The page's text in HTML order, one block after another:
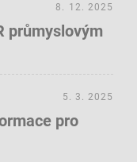
průmyslovým
8. 12. 2025
pro
5. 3. 2025